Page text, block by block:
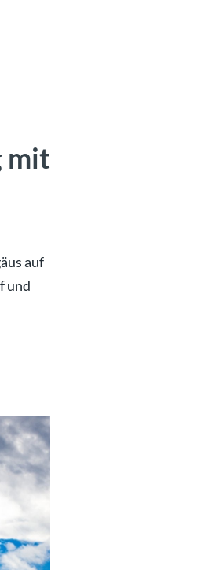
mit
auf
und